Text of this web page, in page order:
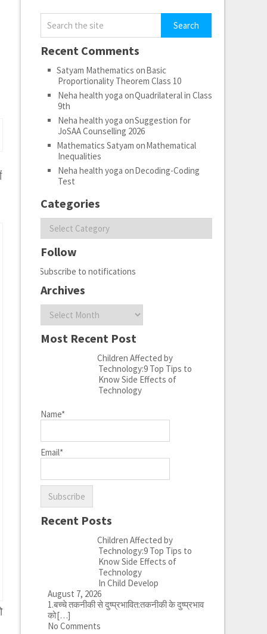
Recent Comments
Satyam Mathematics onBasic
Proportionality Theorem Class 10
Neha health yoga onQuadrilateral in Class
9th
Neha health yoga onSuggestion for
JoSAA Counselling 2026
Mathematics Satyam onMathematical
Inequalities
Neha health yoga onDecoding-Coding
Test
Categories
Categories
Follow
Subscribe to notifications
Archives
Archives
Most Recent Post
Children Affected by
Technology:9 Top Tips to
Know Side Effects of
Technology
Name*
Email*
Recent Posts
Children Affected by
Technology:9 Top Tips to
Know Side Effects of
Technology
In Child Develop
August 7, 2026
1.बच्चे तकनीकी से दुष्प्रभावित:तकनीकी के दुष्प्रभाव
को[…]
No Comments